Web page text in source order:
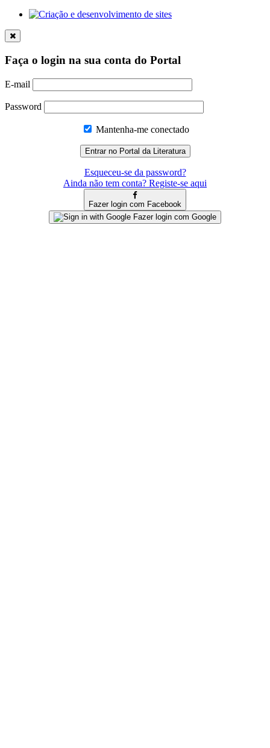
Faça o login na sua conta do Portal
E-mail
Password
Mantenha-me conectado
Esqueceu-se da password?
Ainda não tem conta? Registe-se aqui
Fazer login com Facebook
Fazer login com Google